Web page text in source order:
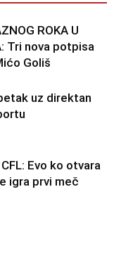
ROKA U
Tri nova potpisa
Goliš
uz direktan
Evo ko otvara
igra prvi meč